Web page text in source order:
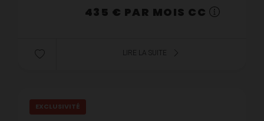
435 € PAR MOIS CC
LIRE LA SUITE
EXCLUSIVITÉ